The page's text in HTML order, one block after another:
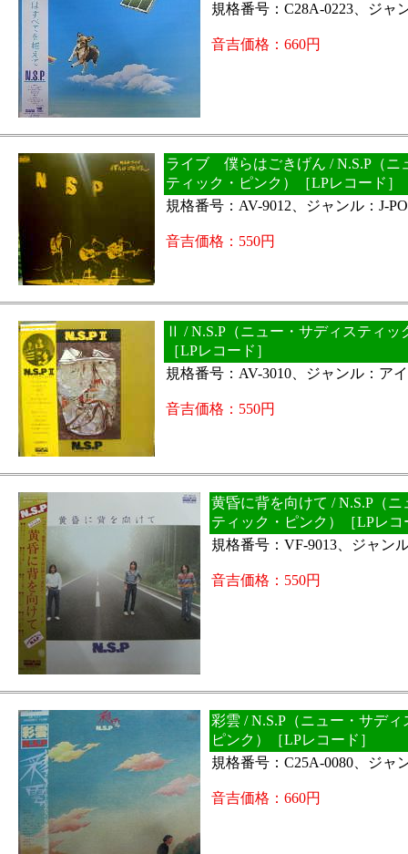
規格番号：C28A-0223、ジャ
音吉価格：660円
ライブ 僕らはごきげん / N.S.P（ニ
ティック・ピンク）［LPレコード］
規格番号：AV-9012、ジャンル：J-
音吉価格：550円
Ⅱ / N.S.P（ニュー・サディスティッ
［LPレコード］
規格番号：AV-3010、ジャンル：ア
音吉価格：550円
黄昏に背を向けて / N.S.P（
ティック・ピンク）［LPレコ
規格番号：VF-9013、ジャン
音吉価格：550円
彩雲 / N.S.P（ニュー・サデ
ピンク）［LPレコード］
規格番号：C25A-0080、ジャ
音吉価格：660円